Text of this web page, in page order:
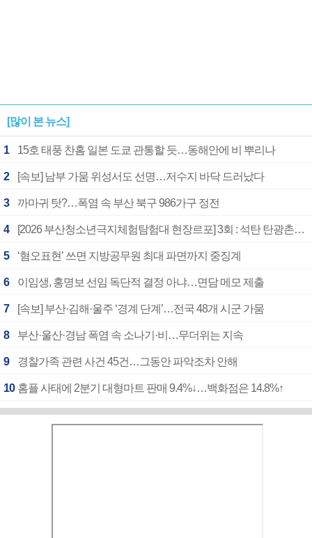
[많이 본 뉴스]
1 15호 태풍 찬홈 일본 도쿄 관통할 듯…동해안에 비 뿌리나
2 [속보] 남부 가뭄 위성서도 선명…저수지 바닥 드러났다
3 까마귀 탓?…폭염 속 부산 북구 986가구 정전
4 [2026 부산청소년극지체험탐험대 현장르포] 3회 : 석탄 탄광촌에서 북극 연구의 중심지로
5 ‘혐오표현’ 쓰면 지방공무원 최대 파면까지 중징계
6 이임생, 홍명보 선임 독단적 결정 아냐…면담 메모 제출
7 [속보] 부산·김해·울주 ‘경계 단계’…전국 48개 시군 가뭄
8 부산·울산·경남 폭염 속 소나기·비…무더위는 지속
9 경찰가족 관련 사건 45건…그동안 파악조차 안해
10 홈플 사태에 2분기 대형마트 판매 9.4%↓…백화점은 14.8%↑